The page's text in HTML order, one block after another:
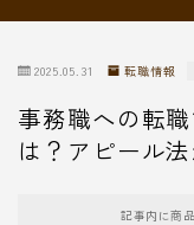
2025.05.31 転職情報
事務職への転
は？アピール
記事内に商